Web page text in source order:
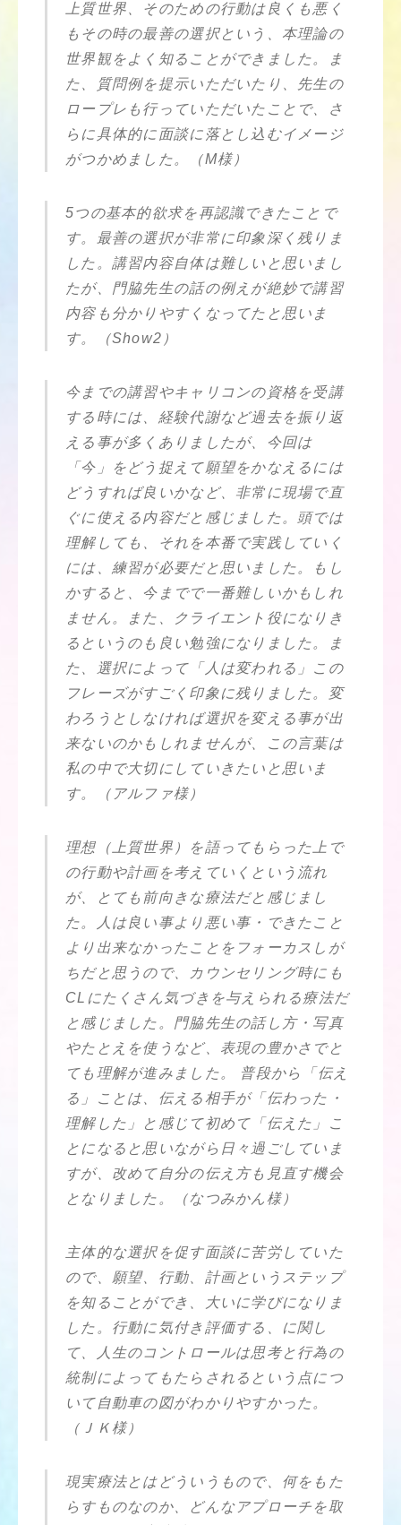
上質世界、そのための行動は良くも悪く
もその時の最善の選択という、本理論の
世界観をよく知ることができました。ま
た、質問例を提示いただいたり、先生の
ロープレも行っていただいたことで、さ
らに具体的に面談に落とし込むイメージ
がつかめました。（M様）
5つの基本的欲求を再認識できたことで
す。最善の選択が非常に印象深く残りま
した。講習内容自体は難しいと思いまし
たが、門脇先生の話の例えが絶妙で講習
内容も分かりやすくなってたと思いま
す。（Show2）
今までの講習やキャリコンの資格を受講
する時には、経験代謝など過去を振り返
える事が多くありましたが、今回は
「今」をどう捉えて願望をかなえるには
どうすれば良いかなど、非常に現場で直
ぐに使える内容だと感じました。頭では
理解しても、それを本番で実践していく
には、練習が必要だと思いました。もし
かすると、今までで一番難しいかもしれ
ません。また、クライエント役になりき
るというのも良い勉強になりました。ま
た、選択によって「人は変われる」この
フレーズがすごく印象に残りました。変
わろうとしなければ選択を変える事が出
来ないのかもしれませんが、この言葉は
私の中で大切にしていきたいと思いま
す。（アルファ様）
理想（上質世界）を語ってもらった上で
の行動や計画を考えていくという流れ
が、とても前向きな療法だと感じまし
た。人は良い事より悪い事・できたこと
より出来なかったことをフォーカスしが
ちだと思うので、カウンセリング時にも
CLにたくさん気づきを与えられる療法だ
と感じました。門脇先生の話し方・写真
やたとえを使うなど、表現の豊かさでと
ても理解が進みました。 普段から「伝え
る」ことは、伝える相手が「伝わった・
理解した」と感じて初めて「伝えた」こ
とになると思いながら日々過ごしていま
すが、改めて自分の伝え方も見直す機会
となりました。（なつみかん様）
主体的な選択を促す面談に苦労していた
ので、願望、行動、計画というステップ
を知ることができ、大いに学びになりま
した。行動に気付き評価する、に関し
て、人生のコントロールは思考と行為の
統制によってもたらされるという点につ
いて自動車の図がわかりやすかった。
（ＪＫ様）
現実療法とはどういうもので、何をもた
らすものなのか、どんなアプローチを取